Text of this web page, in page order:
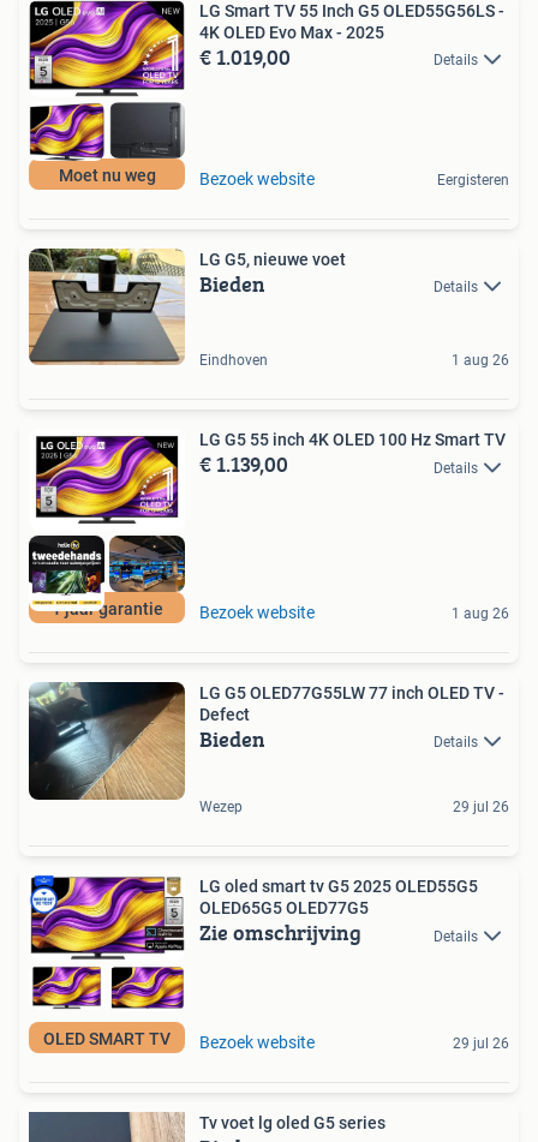
Moet nu weg
LG Smart TV 55 Inch G5 OLED55G56LS -
4K OLED Evo Max - 2025
€ 1.019,00 Details
Bezoek website Eergisteren
LG G5, nieuwe voet
Bieden Details
Eindhoven 1 aug 26
1 jaar garantie
LG G5 55 inch 4K OLED 100 Hz Smart TV
€ 1.139,00 Details
Bezoek website 1 aug 26
LG G5 OLED77G55LW 77 inch OLED TV -
Defect
Bieden Details
Wezep 29 jul 26
OLED SMART TV
LG oled smart tv G5 2025 OLED55G5
OLED65G5 OLED77G5
Zie omschrijving Details
Bezoek website 29 jul 26
Tv voet lg oled G5 series